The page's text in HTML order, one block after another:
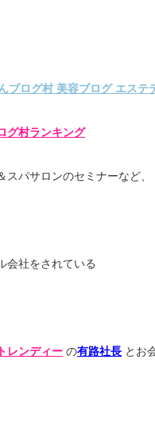
グ村ランキング
スパサロンのセミナーなど、
会社をされている
レンディー の有路社長 とお